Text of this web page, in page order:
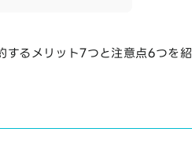
るメリット7つと注意点6つを紹